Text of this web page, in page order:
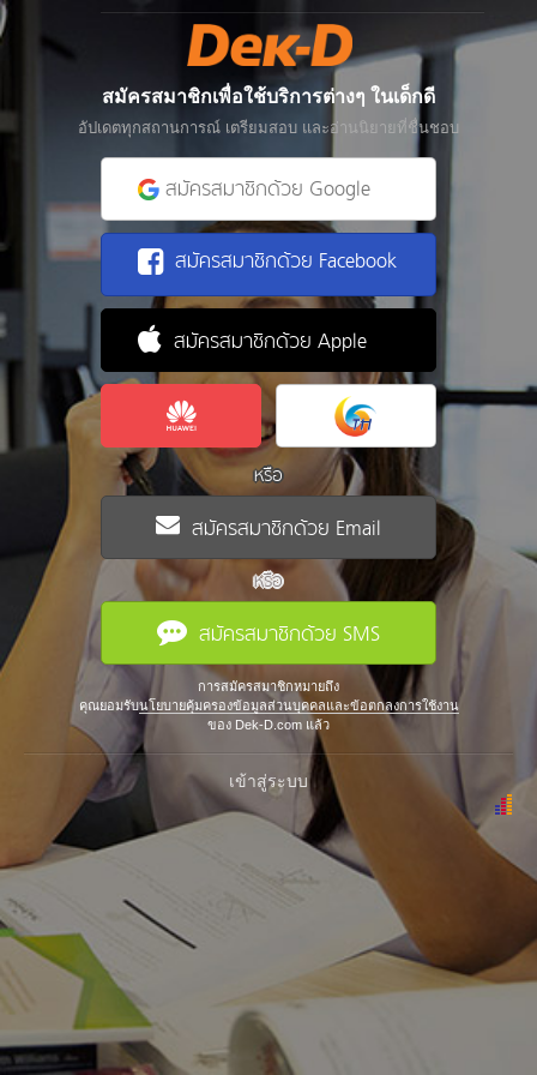
สมัครสมาชิกเพื่อใช้บริการต่างๆ ในเด็กดี
อัปเดตทุกสถานการณ์ เตรียมสอบ และอ่านนิยายที่ชื่นชอบ
สมัครสมาชิกด้วย Google
สมัครสมาชิกด้วย Facebook
สมัครสมาชิกด้วย Apple
หรือ
สมัครสมาชิกด้วย Email
หรือ
สมัครสมาชิกด้วย SMS
การสมัครสมาชิกหมายถึง
คุณยอมรับนโยบายคุ้มครองข้อมูลส่วนบุคคลและข้อตกลงการใช้งาน
ของ Dek-D.com แล้ว
เข้าสู่ระบบ